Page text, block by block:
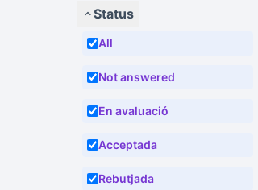
Status
All
Not answered
En avaluació
Acceptada
Rebutjada